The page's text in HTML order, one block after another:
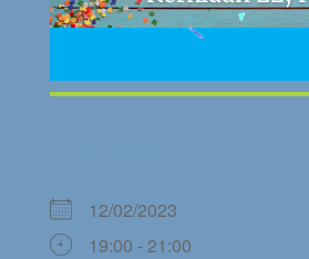
12/02/2023
19:00 - 21:00